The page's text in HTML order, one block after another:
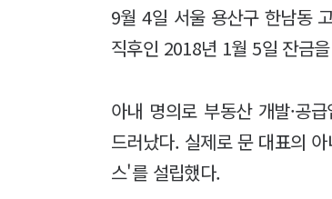
9월 4일 서울 용산구 한남동
직후인 2018년 1월 5일 잔금
아내 명의로 부동산 개발·공
드러났다. 실제로 문 대표의
스'를 설립했다.